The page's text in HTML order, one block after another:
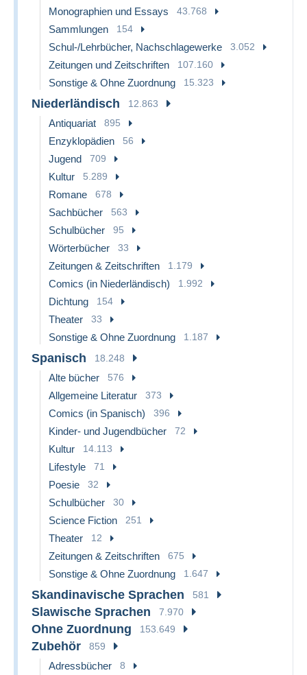
Monographien und Essays 43.768
Sammlungen 154
Schul-/Lehrbücher, Nachschlagewerke 3.052
Zeitungen und Zeitschriften 107.160
Sonstige & Ohne Zuordnung 15.323
Niederländisch 12.863
Antiquariat 895
Enzyklopädien 56
Jugend 709
Kultur 5.289
Romane 678
Sachbücher 563
Schulbücher 95
Wörterbücher 33
Zeitungen & Zeitschriften 1.179
Comics (in Niederländisch) 1.992
Dichtung 154
Theater 33
Sonstige & Ohne Zuordnung 1.187
Spanisch 18.248
Alte bücher 576
Allgemeine Literatur 373
Comics (in Spanisch) 396
Kinder- und Jugendbücher 72
Kultur 14.113
Lifestyle 71
Poesie 32
Schulbücher 30
Science Fiction 251
Theater 12
Zeitungen & Zeitschriften 675
Sonstige & Ohne Zuordnung 1.647
Skandinavische Sprachen 581
Slawische Sprachen 7.970
Ohne Zuordnung 153.649
Zubehör 859
Adressbücher 8